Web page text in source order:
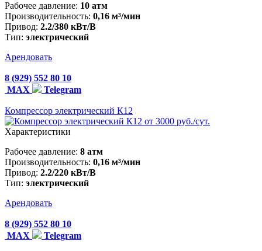
Рабочее давление: 10 атм
Производительность: 0,16 м³/мин
Привод: 2.2/380 кВт/В
Тип: электрический
Арендовать
8 (929) 552 80 10
MAX
Telegram
Компрессор электрический К12
от 3000 руб./сут.
Характеристики
Рабочее давление: 8 атм
Производительность: 0,16 м³/мин
Привод: 2.2/220 кВт/В
Тип: электрический
Арендовать
8 (929) 552 80 10
MAX
Telegram